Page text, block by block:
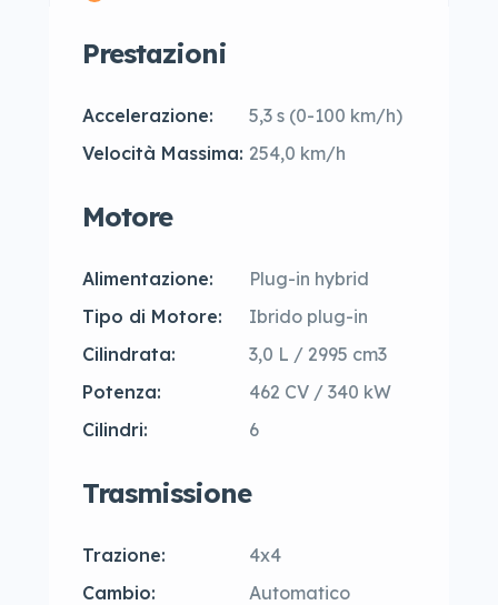
Prestazioni
Accelerazione:
5,3 s (0-100 km/h)
Velocità Massima: 254,0 km/h
Motore
Alimentazione:
Plug-in hybrid
Tipo di Motore:
Ibrido plug-in
Cilindrata:
3,0 L / 2995 cm3
Potenza:
462 CV / 340 kW
Cilindri:
6
Trasmissione
Trazione:
4x4
Cambio:
Automatico